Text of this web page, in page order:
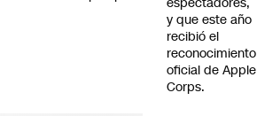
y que este año
recibió el
reconocimiento
oficial de Apple
Corps.